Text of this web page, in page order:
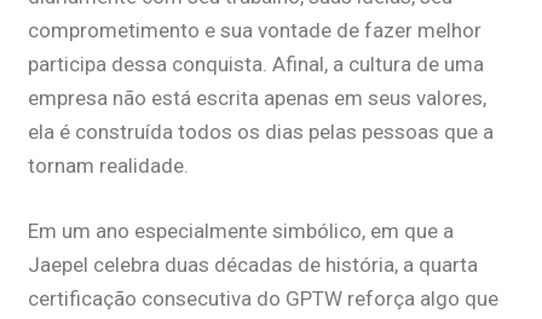
comprometimento e sua vontade de fazer melhor
participa dessa conquista. Afinal, a cultura de uma
empresa não está escrita apenas em seus valores,
ela é construída todos os dias pelas pessoas que a
tornam realidade.
Em um ano especialmente simbólico, em que a
Jaepel celebra duas décadas de história, a quarta
certificação consecutiva do GPTW reforça algo que